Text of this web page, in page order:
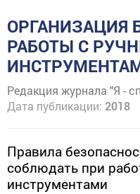
ОРГАНИЗАЦИЯ
РАБОТЫ С
Редакция журнала "Я -
Дата публикации: 2018
Правила
соблюдать при
инструментами